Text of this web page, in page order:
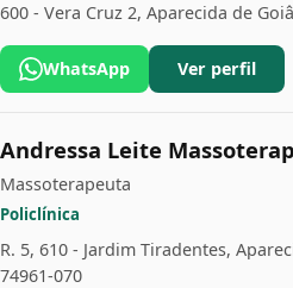
600 - Vera Cruz 2, Aparecida de
WhatsApp Ver perfil
Andressa Leite
Massoterapeuta
Policlínica
R. 5, 610 - Jardim Tiradentes,
74961-070